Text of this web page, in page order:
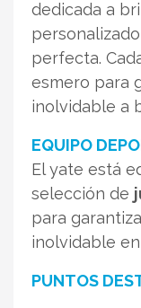
dedicada a
perfecta.
esmero para
inolvidable a
EQUIPO
El yate está
selección de
para
inolvidable en
PUNTOS